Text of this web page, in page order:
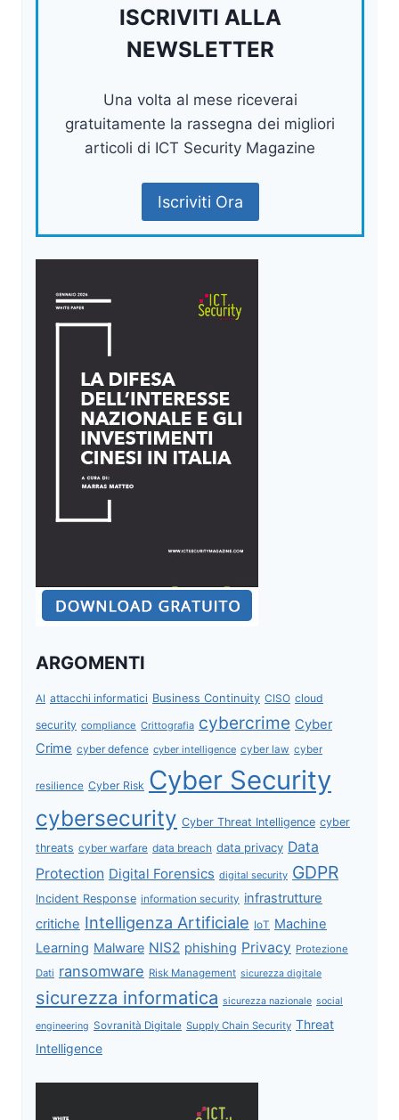
ISCRIVITI ALLA
NEWSLETTER
Una volta al mese riceverai
gratuitamente la rassegna dei migliori
articoli di ICT Security Magazine
Iscriviti Ora
ARGOMENTI
AI attacchi informatici Business Continuity CISO cloud
security compliance Crittografia cybercrime Cyber
Crime cyber defence cyber intelligence cyber law cyber
resilience Cyber Risk Cyber Security
cybersecurity Cyber Threat Intelligence cyber
threats cyber warfare data breach data privacy Data
Protection Digital Forensics digital security GDPR
Incident Response information security infrastrutture
critiche Intelligenza Artificiale IoT Machine
Learning Malware NIS2 phishing Privacy Protezione
Dati ransomware Risk Management sicurezza digitale
sicurezza informatica sicurezza nazionale social
engineering Sovranità Digitale Supply Chain Security Threat
Intelligence